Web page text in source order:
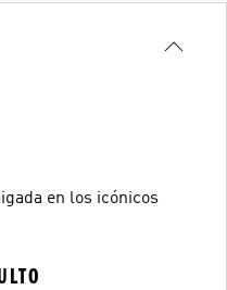
en los icónicos